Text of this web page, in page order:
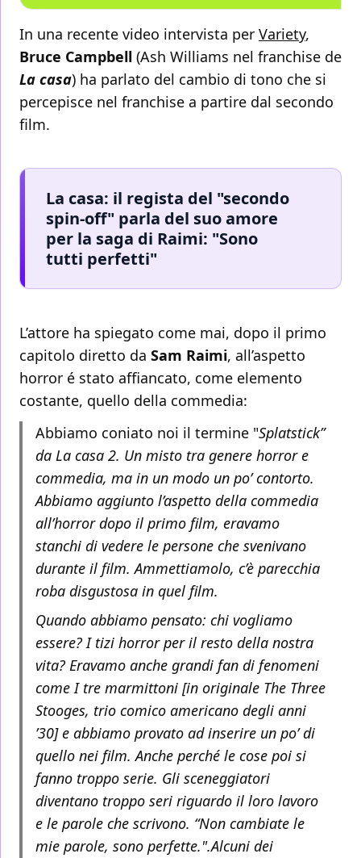
In una recente video intervista per Variety,
Bruce Campbell (Ash Williams nel franchise de
La casa) ha parlato del cambio di tono che si
percepisce nel franchise a partire dal secondo
film.
La casa: il regista del "secondo
spin-off" parla del suo amore
per la saga di Raimi: "Sono
tutti perfetti"
L’attore ha spiegato come mai, dopo il primo
capitolo diretto da Sam Raimi, all’aspetto
horror é stato affiancato, come elemento
costante, quello della commedia:
Abbiamo coniato noi il termine "Splatstick”
da La casa 2. Un misto tra genere horror e
commedia, ma in un modo un po’ contorto.
Abbiamo aggiunto l’aspetto della commedia
all’horror dopo il primo film, eravamo
stanchi di vedere le persone che svenivano
durante il film. Ammettiamolo, c’è parecchia
roba disgustosa in quel film.
Quando abbiamo pensato: chi vogliamo
essere? I tizi horror per il resto della nostra
vita? Eravamo anche grandi fan di fenomeni
come I tre marmittoni [in originale The Three
Stooges, trio comico americano degli anni
’30] e abbiamo provato ad inserire un po’ di
quello nei film. Anche perché le cose poi si
fanno troppo serie. Gli sceneggiatori
diventano troppo seri riguardo il loro lavoro
e le parole che scrivono. “Non cambiate le
mie parole, sono perfette.".Alcuni dei